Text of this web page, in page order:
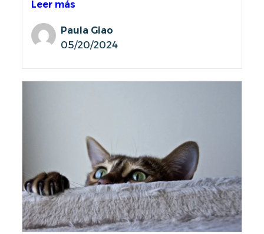
Leer más
Paula Giao
05/20/2024